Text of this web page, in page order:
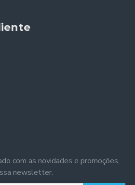
com as novidades e promoções,
newsletter.